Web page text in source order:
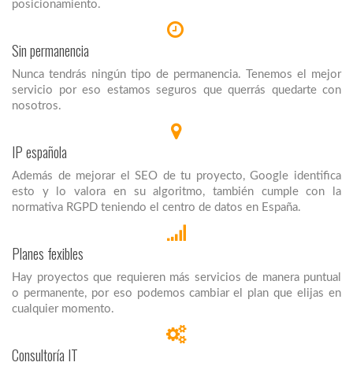
posicionamiento.
Sin permanencia
Nunca tendrás ningún tipo de permanencia. Tenemos el mejor
servicio por eso estamos seguros que querrás quedarte con
nosotros.
IP española
Además de mejorar el SEO de tu proyecto, Google identifica
esto y lo valora en su algoritmo, también cumple con la
normativa RGPD teniendo el centro de datos en España.
Planes fexibles
Hay proyectos que requieren más servicios de manera puntual
o permanente, por eso podemos cambiar el plan que elijas en
cualquier momento.
Consultoría IT